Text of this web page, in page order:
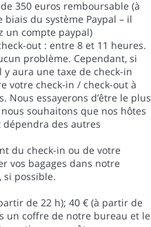
350 euros remboursable (à
du système Paypal – il
un compte paypal)
out : entre 8 et 11 heures.
problème. Cependant, si
aura une taxe de check-in
votre check-in / check-out à
essayerons d’être le plus
souhaitons que nos hôtes
des autres
du check-in ou de votre
vos bagages dans notre
possible.
de 22 h); 40 € (à partir de
un coffre de notre bureau et le